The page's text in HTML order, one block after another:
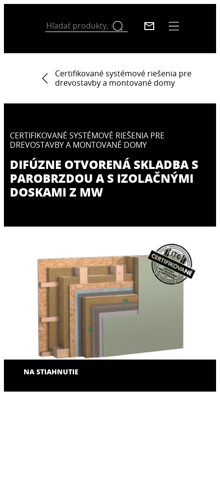
Certifikované systémové riešenia pre
drevostavby a montované domy
CERTIFIKOVANÉ SYSTÉMOVÉ RIEŠENIA PRE
DREVOSTAVBY A MONTOVANÉ DOMY
DIFÚZNE OTVORENÁ SKLADBA S
PAROBRZDOU A S IZOLAČNÝMI
DOSKAMI Z MW
NA STIAHNUTIE